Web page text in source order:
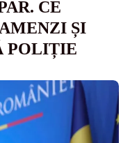
CE
ȘI
POLIȚIE